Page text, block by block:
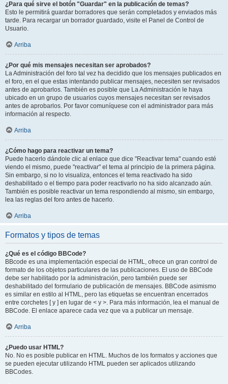
¿Para qué sirve el botón "Guardar" en la publicación de temas?
Esto le permitirá guardar borradores que serán completados y enviados más
tarde. Para recargar un borrador guardado, visite el Panel de Control de
Usuario.
Arriba
¿Por qué mis mensajes necesitan ser aprobados?
La Administración del foro tal vez ha decidido que los mensajes publicados en
el foro, en el que estas intentando publicar mensajes, necesiten ser revisados
antes de aprobarlos. También es posible que La Administración le haya
ubicado en un grupo de usuarios cuyos mensajes necesitan ser revisados
antes de aprobarlos. Por favor comuníquese con el administrador para más
información al respecto.
Arriba
¿Cómo hago para reactivar un tema?
Puede hacerlo dándole clic al enlace que dice "Reactivar tema" cuando esté
viendo el mismo, puede "reactivar" el tema al principio de la primera página.
Sin embargo, si no lo visualiza, entonces el tema reactivado ha sido
deshabilitado o el tiempo para poder reactivarlo no ha sido alcanzado aún.
También es posible reactivar un tema respondiendo al mismo, sin embargo,
lea las reglas del foro antes de hacerlo.
Arriba
Formatos y tipos de temas
¿Qué es el código BBCode?
BBcode es una implementación especial de HTML, ofrece un gran control de
formato de los objetos particulares de las publicaciones. El uso de BBCode
debe ser habilitado por la administración, pero también puede ser
deshabilitado del formulario de publicación de mensajes. BBCode asimismo
es similar en estilo al HTML, pero las etiquetas se encuentran encerrados
entre corchetes [ y ] en lugar de < y >. Para más información, lea el manual de
BBCode. El enlace aparece cada vez que va a publicar un mensaje.
Arriba
¿Puedo usar HTML?
No. No es posible publicar en HTML. Muchos de los formatos y acciones que
se pueden ejecutar utilizando HTML pueden ser aplicados utilizando
BBCodes.